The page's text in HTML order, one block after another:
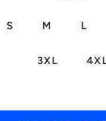
S M L
3XL